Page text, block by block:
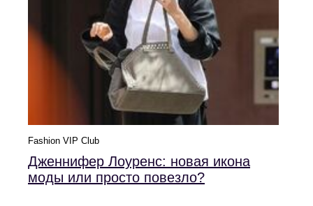
Fashion VIP Club
Дженнифер Лоуренс: новая икона
моды или просто повезло?